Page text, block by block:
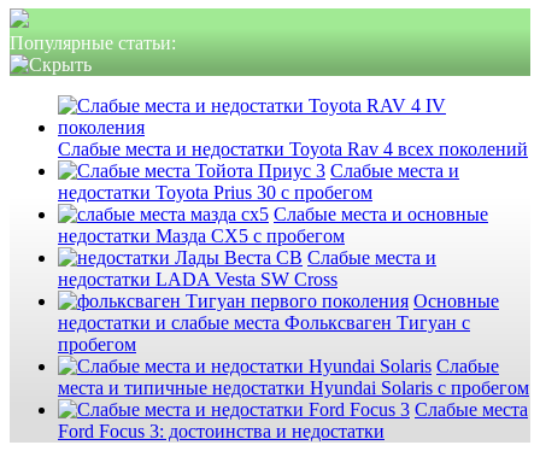
Популярные статьи:
Слабые места и недостатки Toyota Rav 4 всех поколений
Слабые места и
недостатки Toyota Prius 30 с пробегом
Слабые места и основные
недостатки Мазда СХ5 с пробегом
Слабые места и
недостатки LADA Vesta SW Cross
Основные
недостатки и слабые места Фольксваген Тигуан с
пробегом
Слабые
места и типичные недостатки Hyundai Solaris с пробегом
Слабые места
Ford Focus 3: достоинства и недостатки